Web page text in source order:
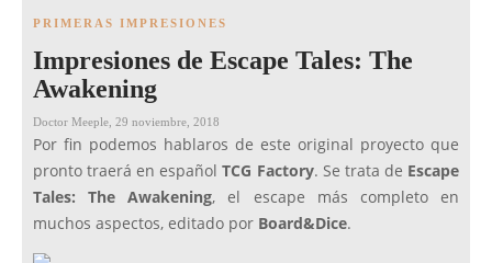
PRIMERAS IMPRESIONES
Impresiones de Escape Tales: The
Awakening
Doctor Meeple 29 noviembre, 2018
Por fin podemos hablaros de este original proyecto que
pronto traerá en españolTCG Factory. Se trata de Escape
Tales: The Awakening, el escape más completo en
muchos aspectos, editado por Board&Dice.